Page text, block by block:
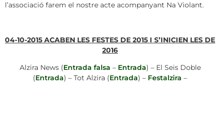
l’associació farem el nostre acte acompanyant Na Violant.
04-10-2015 ACABEN LES FESTES DE 2015 I S’INICIEN LES DE
2016
Alzira News (Entrada falsa – Entrada) – El Seis Doble
(Entrada) – Tot Alzira (Entrada) – Festalzira –